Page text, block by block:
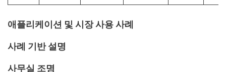
애플리케이션 및 시장 사용 사례
사례 기반 설명
사무실 조명